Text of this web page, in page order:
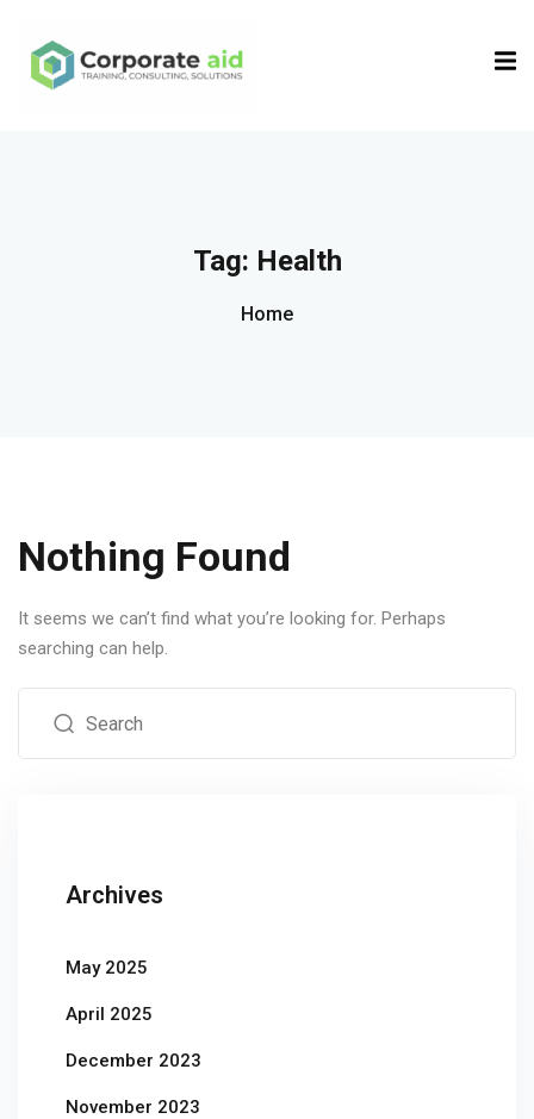
Tag: Health
Home
Nothing Found
It seems we can’t find what you’re looking for. Perhaps
searching can help.
Archives
May 2025
April 2025
December 2023
November 2023
Sign in